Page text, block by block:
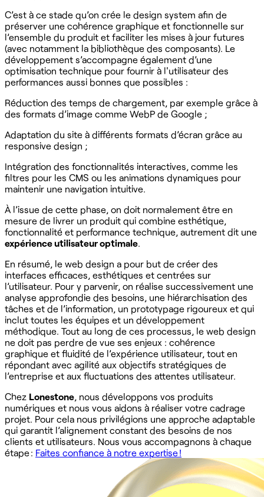
C’est à ce stade qu’on crée le design system afin de
préserver une cohérence graphique et fonctionnelle sur
l’ensemble du produit et faciliter les mises à jour futures
(avec notamment la bibliothèque des composants). Le
développement s’accompagne également d’une
optimisation technique pour fournir à l'utilisateur des
performances aussi bonnes que possibles :
Réduction des temps de chargement, par exemple grâce à
des formats d’image comme WebP de Google ;
Adaptation du site à différents formats d’écran grâce au
responsive design ;
Intégration des fonctionnalités interactives, comme les
filtres pour les CMS ou les animations dynamiques pour
maintenir une navigation intuitive.
À l’issue de cette phase, on doit normalement être en
mesure de livrer un produit qui combine esthétique,
fonctionnalité et performance technique, autrement dit une
expérience utilisateur optimale.
En résumé, le web design a pour but de créer des
interfaces efficaces, esthétiques et centrées sur
l’utilisateur. Pour y parvenir, on réalise successivement une
analyse approfondie des besoins, une hiérarchisation des
tâches et de l’information, un prototypage rigoureux et qui
inclut toutes les équipes et un développement
méthodique. Tout au long de ces processus, le web design
ne doit pas perdre de vue ses enjeux : cohérence
graphique et fluidité de l’expérience utilisateur, tout en
répondant avec agilité aux objectifs stratégiques de
l’entreprise et aux fluctuations des attentes utilisateur.
Chez Lonestone, nous développons vos produits
numériques et nous vous aidons à réaliser votre cadrage
projet. Pour cela nous privilégions une approche adaptable
qui garantit l’alignement constant des besoins de nos
clients et utilisateurs. Nous vous accompagnons à chaque
étape : Faites confiance à notre expertise !